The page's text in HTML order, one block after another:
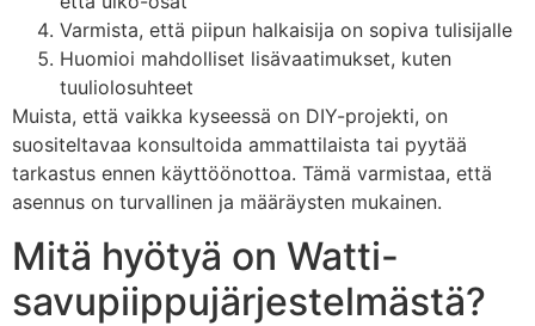
Varmista, että piipun halkaisija on sopiva tulisijalle
Huomioi mahdolliset lisävaatimukset, kuten
tuuliolosuhteet
Muista, että vaikka kyseessä on DIY-projekti, on
suositeltavaa konsultoida ammattilaista tai pyytää
tarkastus ennen käyttöönottoa. Tämä varmistaa, että
asennus on turvallinen ja määräysten mukainen.
Mitä hyötyä on Watti-
savupiippujärjestelmästä?